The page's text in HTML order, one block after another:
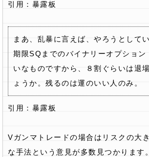
引用：暴露板
まあ、乱暴に言えば、やろうとして
期限SQまでのバイナリーオプション
いなものですから、８割ぐらいは退
ょうか。残るのは運のいい人のみ。
引用：暴露板
Vガンマトレードの場合はリスクの大
な手法という意見が多数見つかります。